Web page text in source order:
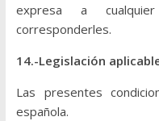
expresa a
corresponderles.
14.-Legislación
Las presentes
española.